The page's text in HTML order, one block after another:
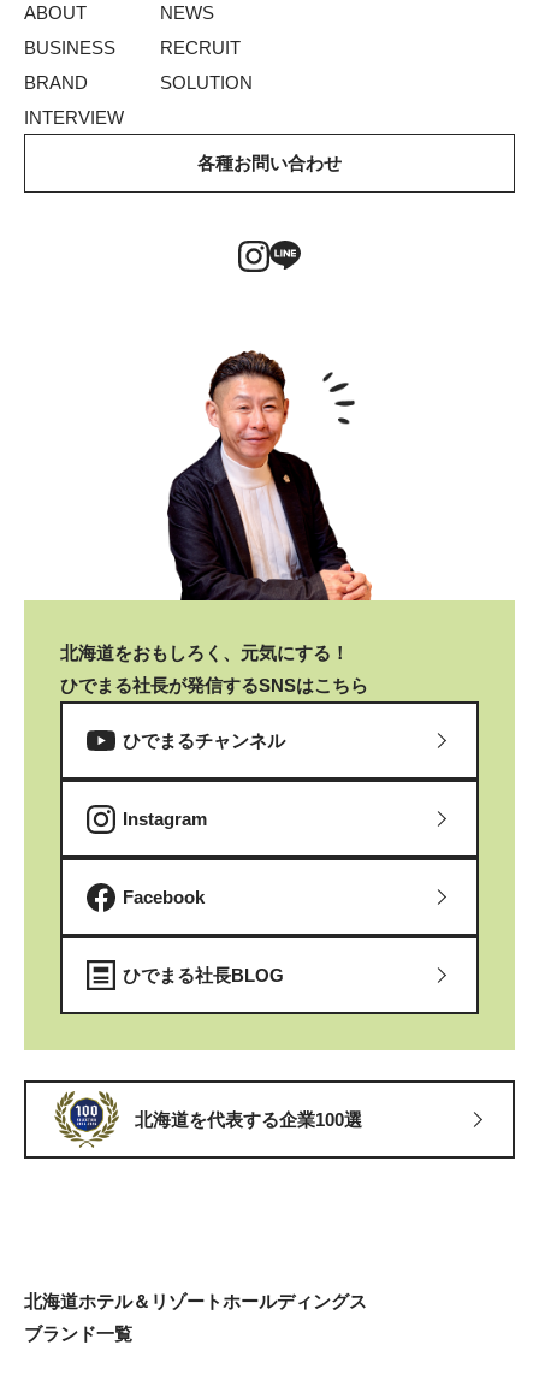
ABOUT
NEWS
BUSINESS
RECRUIT
BRAND
SOLUTION
INTERVIEW
各種お問い合わせ
北海道をおもしろく、元気にする！
ひでまる社長が発信するSNSはこちら
ひでまるチャンネル
Instagram
Facebook
ひでまる社長BLOG
北海道を代表する企業100選
北海道ホテル＆リゾートホールディングス
ブランド一覧